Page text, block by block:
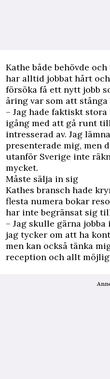
Kathe både behövde
har alltid jobbat hårt
försöka få ett nytt jobb
åring var som att
– Jag hade faktiskt
igång med att gå runt
intresserad av. Jag
presenterade mig, men
utanför Sverige inte
mycket.
Måste sälja in sig
Kathes bransch hade
flesta numera bokar
har inte begränsat sig
– Jag skulle gärna
jag tycker om att ha
men kan också tänka
reception och allt